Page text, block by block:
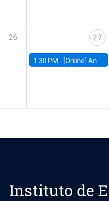
26 27
1:30 PM - [Online] Ana Tur Prats, UC Merced
Instituto de